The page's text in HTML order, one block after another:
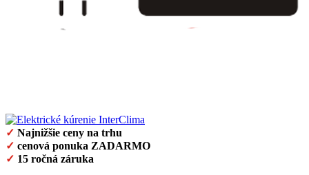
✓ Najnižšie ceny na trhu
✓ cenová ponuka ZADARMO
✓ 15 ročná záruka